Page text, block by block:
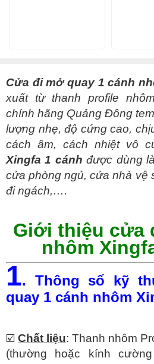
Cửa đi mở quay 1 cánh
xuất từ thanh profile
chính hãng Quảng Đông
lượng nhẹ, độ cứng cao,
cách âm, cách nhiệt vô
Xingfa 1 cánh được dùng
cửa phòng ngủ, cửa nhà vệ
đi ngách,….
Giới thiệu cửa
nhôm
1. Thông số kỹ
quay 1 cánh nhôm
☑️ Chất liệu: Thanh nhôm
(thường hoặc kính